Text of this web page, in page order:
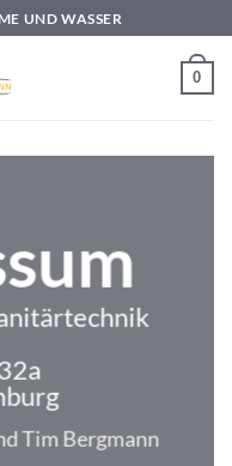
UND WASSER
0
Tim Bergmann